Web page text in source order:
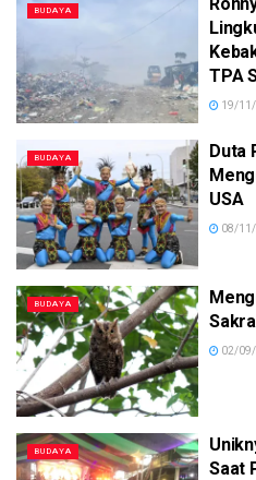
BUDAYA
TPA
19/
BUDAYA
Duta
USA
08/
BUDAYA
02/
BUDAYA
Saat